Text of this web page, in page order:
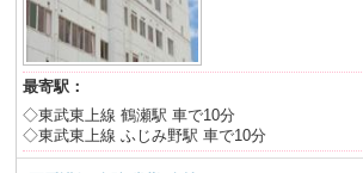
最寄駅：
◇東武東上線 鶴瀬駅 車で10分
◇東武東上線 ふじみ野駅 車で10分